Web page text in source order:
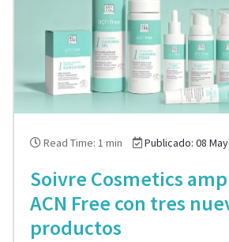
Read Time: 1 min Publicado: 08
Soivre Cosmetics
ACN Free con tres
productos